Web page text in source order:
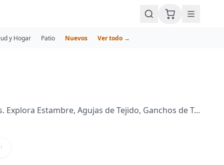
y Hogar Patio Nuevos Ver todo →
Estambre, Agujas de Tejido, Ganchos de T...